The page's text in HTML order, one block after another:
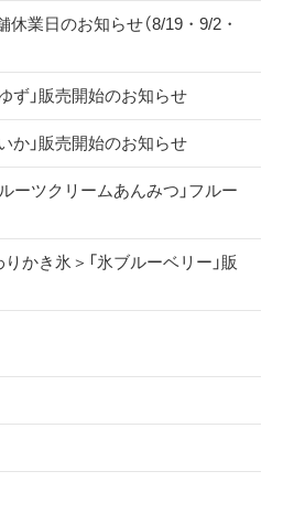
休業日のお知らせ（8/19・9/2・
ず」販売開始のお知らせ
か」販売開始のお知らせ
ルーツクリームあんみつ」フルー
りかき氷＞「氷ブルーベリー」販